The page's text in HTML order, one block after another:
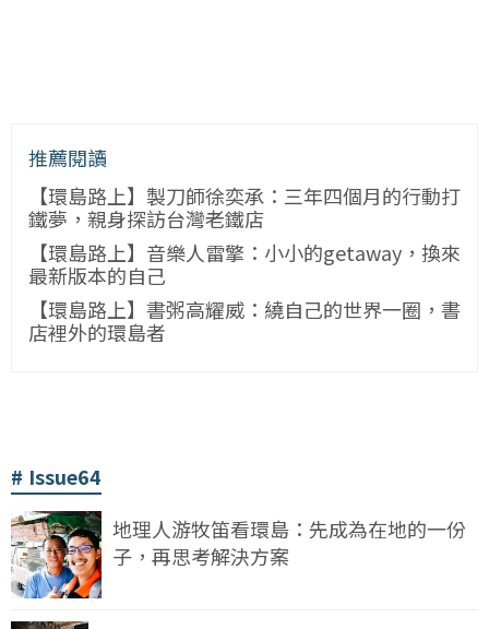
推薦閱讀
【環島路上】製刀師徐奕承：三年四個月的行動打
鐵夢，親身探訪台灣老鐵店
【環島路上】音樂人雷擎：小小的getaway，換來
最新版本的自己
【環島路上】書粥高耀威：繞自己的世界一圈，書
店裡外的環島者
Issue64
地理人游牧笛看環島：先成為在地的一份
子，再思考解決方案